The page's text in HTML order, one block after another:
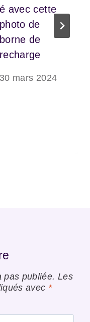
é avec cette
photo de
borne de
recharge
30 mars 2024
pas publiée. Les
avec *